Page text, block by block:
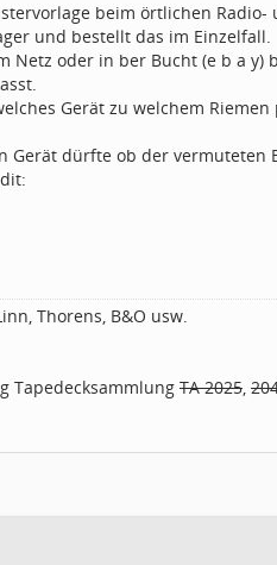
beim örtlichen Radio-
und bestellt das im Einzelfall.
oder in ber Bucht (e b a y)
Gerät zu welchem Riemen
Gerät dürfte ob der vermuteten
Thorens, B&O usw.
Tapedecksammlung TA 2025,